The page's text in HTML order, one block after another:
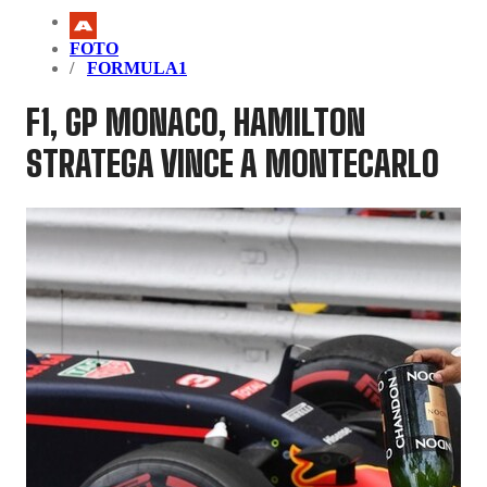
FOTO
FORMULA1
F1, GP MONACO, HAMILTON
STRATEGA VINCE A MONTECARLO